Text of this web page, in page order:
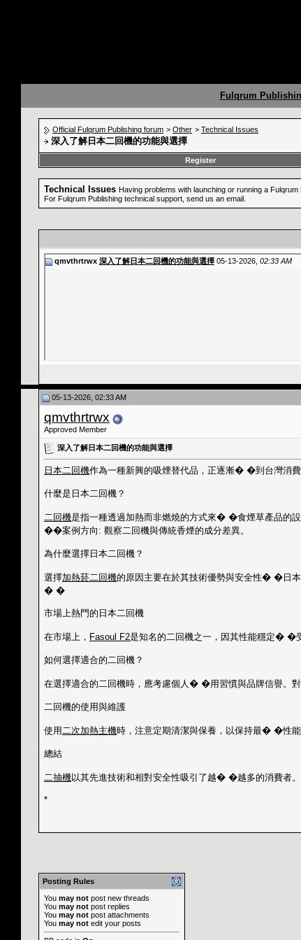
Fulqrum
Official Fulqrum Publishing forum > Other > Technical Issues
深入了解日本二回機的功能與選擇
Register
Technical Issues Having problems with launching or running a
For Fulqrum Publishing technical support, send us an email.
qmvthrtrwx 深入了解日本二回機的功能與選擇 05-13-2026, 02:33 AM
05-13-2026, 02:33 AM
qmvthrtrwx
Approved Member
深入了解日本二回機的功能與選擇
日本二回機作為一種新興的吸煙替代品，正逐漸� �到台灣消
什麼是日本二回機？
二回機是指一種透過加熱而非燃燒的方式來� �食煙草產品的
��案例方向: 觀察二回機與傳統香煙的成分差異。
為什麼選擇日本二回機？
選擇加熱菸二回機的原因主要在於其技術優勢與安全性� �日
� �
市場上熱門的日本二回機
在市場上， Fasoul F2是知名的二回機之一，因其性能穩定� �
如何選擇適合的二回機？
在選擇適合的二回機時，應考慮個人� �用習慣與品牌信譽。
二回機的使用與維護
使用二次加熱主機時，注意定期清潔與保養，以保持最� �性
總結
二抽機以其先進技術和相對安全性吸引了越� �越多的消費者
*
Posting Rules
You may not post new threads
You may not post replies
You may not post attachments
You may not edit your posts